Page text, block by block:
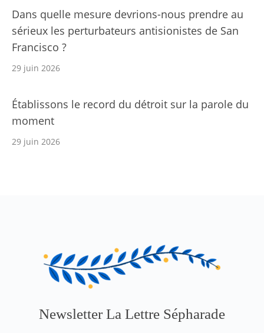
Dans quelle mesure devrions-nous prendre au
sérieux les perturbateurs antisionistes de San
Francisco ?
29 juin 2026
Établissons le record du détroit sur la parole du
moment
29 juin 2026
Newsletter La Lettre Sépharade